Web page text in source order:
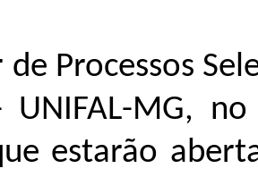
Processos
UNIFAL-MG,
estarão